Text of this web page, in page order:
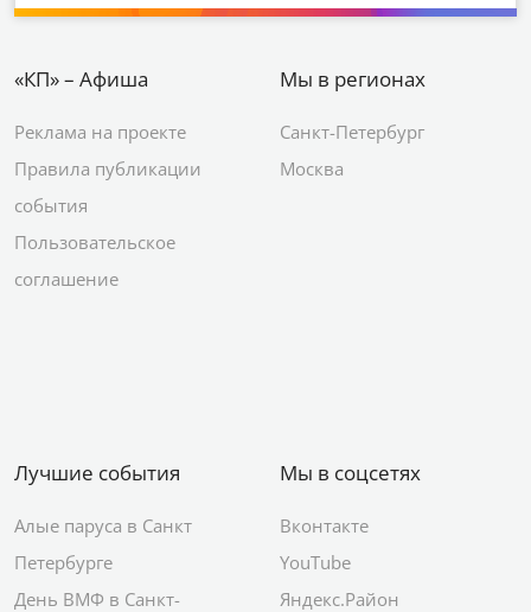
«КП» – Афиша
Реклама на проекте
Правила публикации
события
Пользовательское
соглашение
Мы в регионах
Санкт-Петербург
Москва
Лучшие события
Алые паруса в Санкт
Петербурге
День ВМФ в Санкт-
Мы в соцсетях
Вконтакте
YouTube
Яндекс.Район